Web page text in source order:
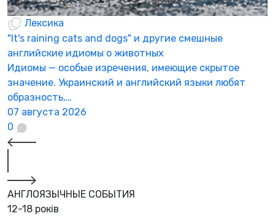
Лексика
"It's raining cats and dogs" и другие смешные
английские идиомы о животных
Идиомы — особые изречения, имеющие скрытое
значение. Украинский и английский языки любят
образность,…
07 августа 2026
0
АНГЛОЯЗЫЧНЫЕ СОБЫТИЯ
12-18 років